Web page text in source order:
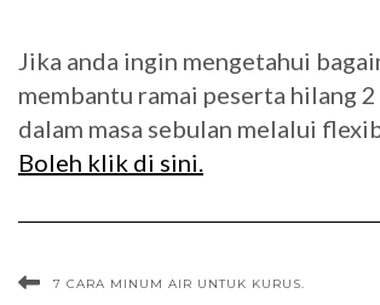
Jika anda ingin mengetahui
membantu ramai peserta hilang
dalam masa sebulan melalui
Boleh klik di sini.
7 CARA MINUM AIR UNTUK KURUS.